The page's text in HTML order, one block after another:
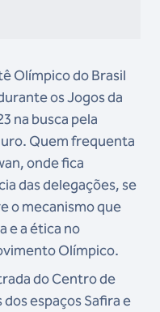
Olímpico do Brasil
os Jogos da
na busca pela
Quem frequenta
onde fica
das delegações, se
o mecanismo que
e a ética no
Olímpico.
do Centro de
espaços Safira e